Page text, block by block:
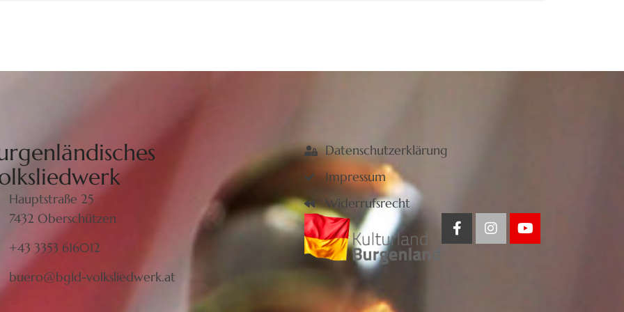
Hauptstraße 25
7432 Oberschützen
+43 3353 616012
buero@bgld-volksliedwerk.at
Datenschutzerklärung
Impressum
Widerrufsrecht